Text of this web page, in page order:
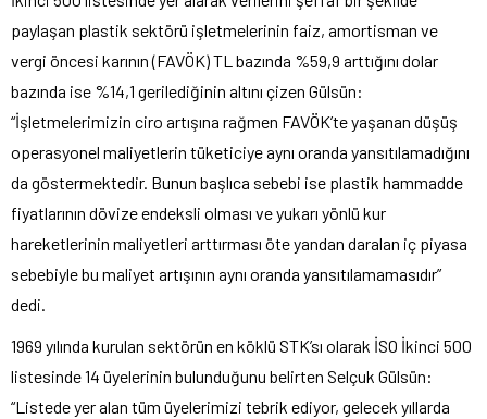
paylaşan plastik sektörü işletmelerinin faiz, amortisman ve
vergi öncesi karının (FAVÖK) TL bazında %59,9 arttığını dolar
bazında ise %14,1 gerilediğinin altını çizen Gülsün:
“İşletmelerimizin ciro artışına rağmen FAVÖK’te yaşanan düşüş
operasyonel maliyetlerin tüketiciye aynı oranda yansıtılamadığını
da göstermektedir. Bunun başlıca sebebi ise plastik hammadde
fiyatlarının dövize endeksli olması ve yukarı yönlü kur
hareketlerinin maliyetleri arttırması öte yandan daralan iç piyasa
sebebiyle bu maliyet artışının aynı oranda yansıtılamamasıdır”
dedi.
1969 yılında kurulan sektörün en köklü STK’sı olarak İSO İkinci 500
listesinde 14 üyelerinin bulunduğunu belirten Selçuk Gülsün:
“Listede yer alan tüm üyelerimizi tebrik ediyor, gelecek yıllarda